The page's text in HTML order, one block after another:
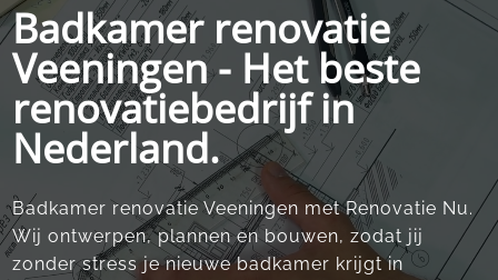
Badkamer renovatie
Veeningen - Het beste
renovatiebedrijf in
Nederland.
Badkamer renovatie Veeningen met Renovatie Nu.
Wij ontwerpen, plannen en bouwen, zodat jij
zonder stress je nieuwe badkamer krijgt in